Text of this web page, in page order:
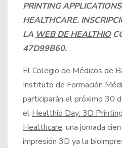
PRINTING
HEALTHCARE.
LAWEB DE HEALTHIO
47D99B60.
El Colegio de Médicos de
Instituto de Formación
participarán el próximo 30
elHealthio Day: 3D
Healthcare, una jornada
impresión 3D ya la